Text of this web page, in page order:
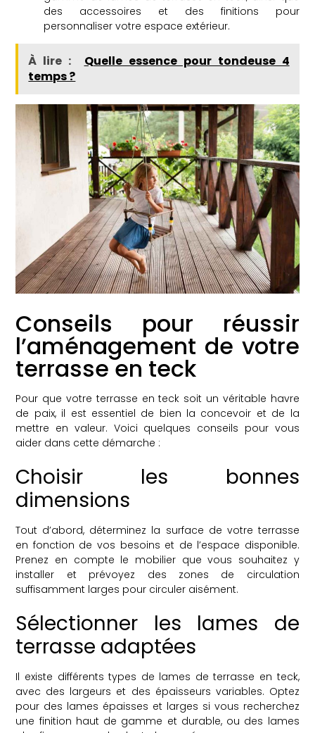
des accessoires et des finitions pour
personnaliser votre espace extérieur.
À lire :
Quelle essence pour tondeuse 4
temps ?
Conseils pour réussir
l’aménagement de votre
terrasse en teck
Pour que votre terrasse en teck soit un véritable havre
de paix, il est essentiel de bien la concevoir et de la
mettre en valeur. Voici quelques conseils pour vous
aider dans cette démarche :
Choisir les bonnes
dimensions
Tout d’abord, déterminez la surface de votre terrasse
en fonction de vos besoins et de l’espace disponible.
Prenez en compte le mobilier que vous souhaitez y
installer et prévoyez des zones de circulation
suffisamment larges pour circuler aisément.
Sélectionner les lames de
terrasse adaptées
Il existe différents types de lames de terrasse en teck,
avec des largeurs et des épaisseurs variables. Optez
pour des lames épaisses et larges si vous recherchez
une finition haut de gamme et durable, ou des lames